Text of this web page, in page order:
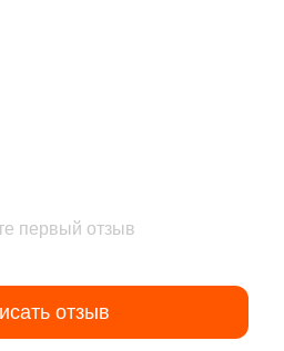
первый отзыв
отзыв